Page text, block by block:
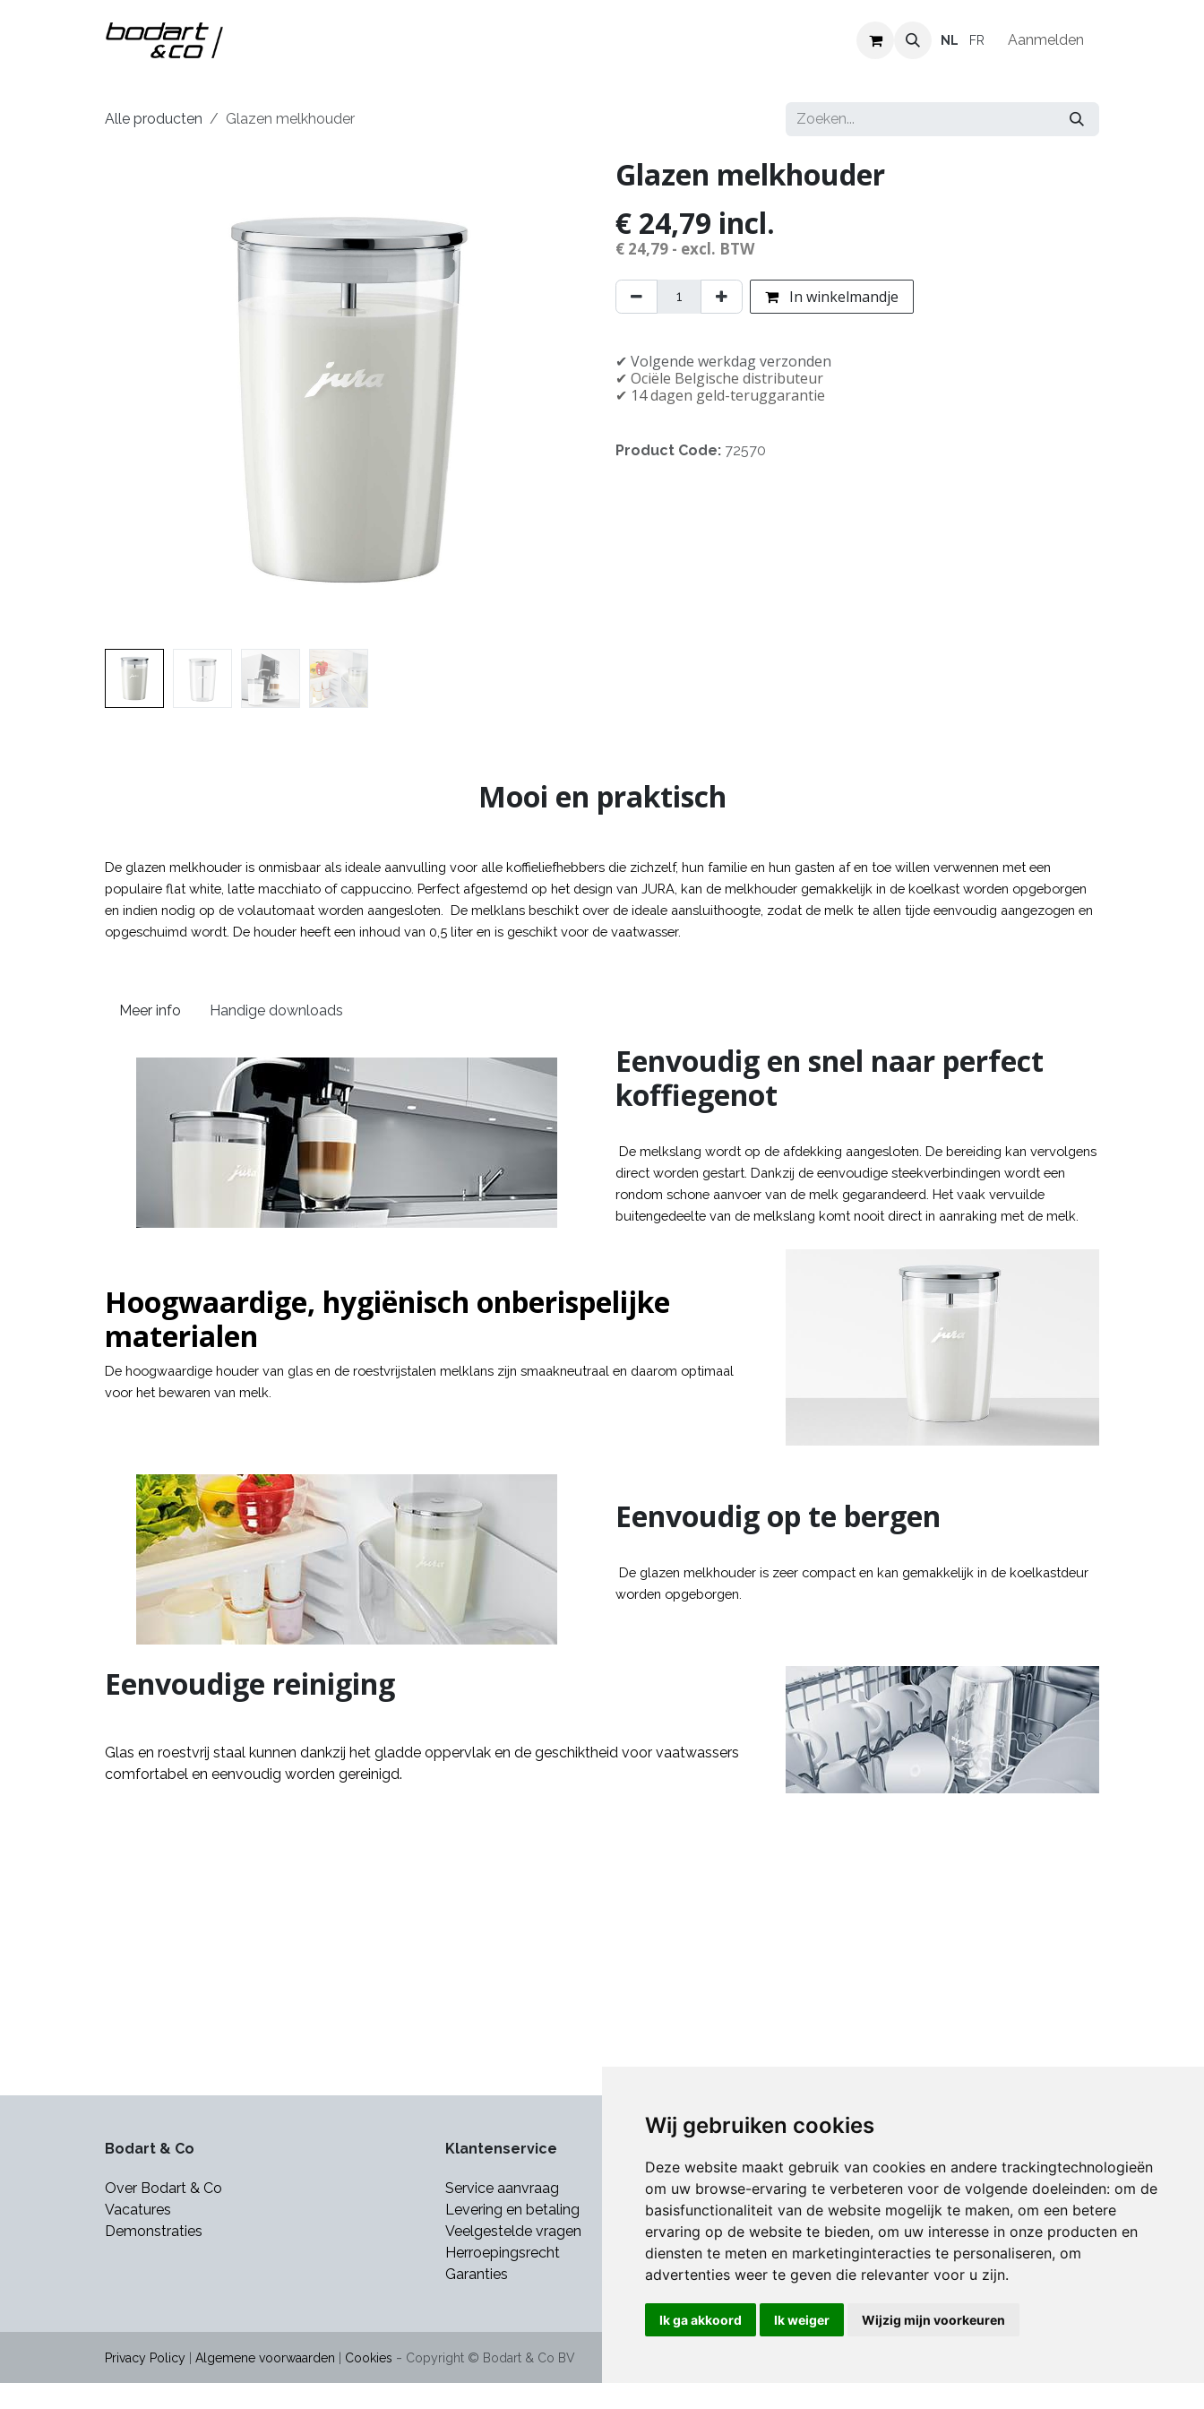
Wij gebruiken cookies
Deze website maakt gebruik van cookies en andere trackingtechnologieën
om uw browse-ervaring te verbeteren voor de volgende doeleinden: om de
basisfunctionaliteit van de website mogelijk te maken, om een betere
ervaring op de website te bieden, om uw interesse in onze producten en
diensten te meten en marketinginteracties te personaliseren, om
advertenties weer te geven die relevanter voor u zijn.
Ik ga akkoord Ik weiger Wijzig mijn voorkeuren
Verkooppunten Vacatures
NL FR Aanmelden
Alle producten Glazen melkhouder
Glazen melkhouder
€ 24,79 incl.
€ 24,79 - excl. BTW
In winkelmandje
✔︎ Volgende werkdag verzonden
✔︎ Officiële Belgische distributeur
✔︎ 14 dagen geld-teruggarantie
Product Code: 72570
Mooi en praktisch
De glazen melkhouder is onmisbaar als ideale aanvulling voor alle koffieliefhebbers die zichzelf, hun familie en hun gasten af en toe willen verwennen met een
populaire flat white, latte macchiato of cappuccino. Perfect afgestemd op het design van JURA, kan de melkhouder gemakkelijk in de koelkast worden opgeborgen
en indien nodig op de volautomaat worden aangesloten. De melklans beschikt over de ideale aansluithoogte, zodat de melk te allen tijde eenvoudig aangezogen en
opgeschuimd wordt. De houder heeft een inhoud van 0,5 liter en is geschikt voor de vaatwasser.
Meer info Handige downloads
Eenvoudig en snel naar perfect
koffiegenot
De melkslang wordt op de afdekking aangesloten. De bereiding kan vervolgens
direct worden gestart. Dankzij de eenvoudige steekverbindingen wordt een
rondom schone aanvoer van de melk gegarandeerd. Het vaak vervuilde
buitengedeelte van de melkslang komt nooit direct in aanraking met de melk.
Hoogwaardige, hygiënisch onberispelijke
materialen
De hoogwaardige houder van glas en de roestvrijstalen melklans zijn smaakneutraal en daarom optimaal
voor het bewaren van melk.
Eenvoudig op te bergen
De glazen melkhouder is zeer compact en kan gemakkelijk in de koelkastdeur
worden opgeborgen.
Eenvoudige reiniging
Glas en roestvrij staal kunnen dankzij het gladde oppervlak en de geschiktheid voor vaatwassers
comfortabel en eenvoudig worden gereinigd.
Bodart & Co
Over Bodart & Co
Vacatures
Demonstraties
Klantenservice
Service aanvraag
Levering en betaling
Veelgestelde vragen
Herroepingsrecht
Garanties
Privacy Policy Algemene voorwaarden Cookies - Copyright © Bodart & Co BV